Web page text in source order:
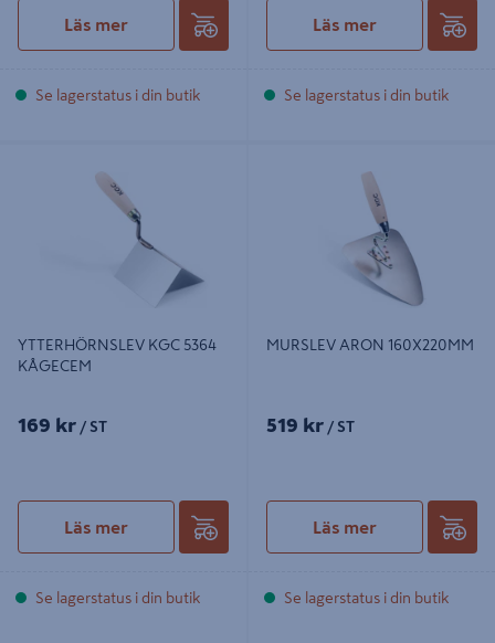
Läs mer
Se lagerstatus i din butik
Läs mer
Se lagerstatus i din butik
YTTERHÖRNSLEV KGC 5364
KÅGECEM
169 kr / ST
Läs mer
Se lagerstatus i din butik
MURSLEV ARON 160X220MM
519 kr / ST
Läs mer
Se lagerstatus i din butik